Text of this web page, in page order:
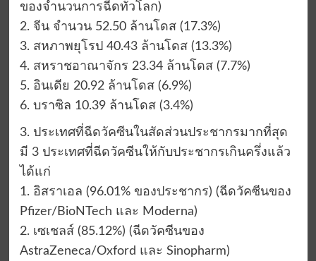
ของจำนวนการฉีดทั่วโลก)
2. จีน จำนวน 52.50 ล้านโดส (17.3%)
3. สหภาพยุโรป 40.43 ล้านโดส (13.3%)
4. สหราชอาณาจักร 23.34 ล้านโดส (7.7%)
5. อินเดีย 20.92 ล้านโดส (6.9%)
6. บราซิล 10.39 ล้านโดส (3.4%)
3. ประเทศที่ฉีดวัคซีนในสัดส่วนประชากรมากที่สุด
มี 3 ประเทศที่ฉีดวัคซีนให้กับประชากรเกินครึ่งแล้ว
ได้แก่
1. อิสราเอล (96.01% ของประชากร) (ฉีดวัคซีนของ
Pfizer/BioNTech และ Moderna)
2. เซเชลส์ (85.12%) (ฉีดวัคซีนของ
AstraZeneca/Oxford และ Sinopharm)